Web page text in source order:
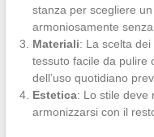
stanza per scegliere
armoniosamente
Materiali: La scelta
tessuto facile da pulire
dell’uso quotidiano
Estetica: Lo stile deve
armonizzarsi con il